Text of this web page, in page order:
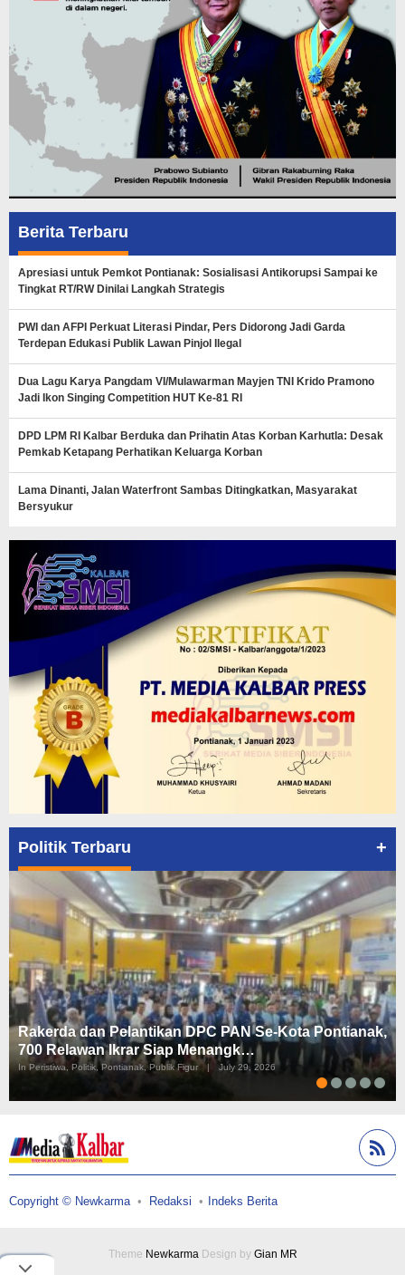
Berita Terbaru
Apresiasi untuk Pemkot Pontianak: Sosialisasi Antikorupsi Sampai ke
Tingkat RT/RW Dinilai Langkah Strategis
PWI dan AFPI Perkuat Literasi Pindar, Pers Didorong Jadi Garda
Terdepan Edukasi Publik Lawan Pinjol Ilegal
Dua Lagu Karya Pangdam VI/Mulawarman Mayjen TNI Krido Pramono
Jadi Ikon Singing Competition HUT Ke-81 RI
DPD LPM RI Kalbar Berduka dan Prihatin Atas Korban Karhutla: Desak
Pemkab Ketapang Perhatikan Keluarga Korban
Lama Dinanti, Jalan Waterfront Sambas Ditingkatkan, Masyarakat
Bersyukur
Politik Terbaru +
Rakerda dan Pelantikan DPC PAN Se-Kota Pontianak,
700 Relawan Ikrar Siap Menangk…
In Peristiwa, Politik, Pontianak, Publik Figur July 29, 2026
Copyright © Newkarma Redaksi Indeks Berita
Theme NewkarmaDesign by Gian MR